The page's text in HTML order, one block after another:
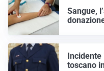
Sangue,
toscano